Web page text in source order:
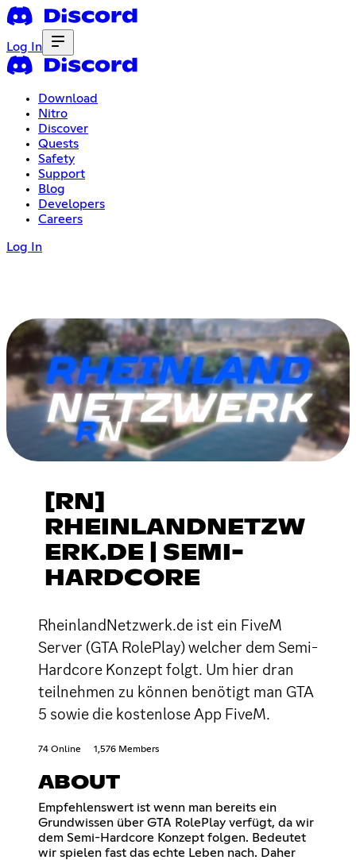
Log In
Download
Nitro
Discover
Quests
Safety
Support
Blog
Developers
Careers
Log In
[RN]
RHEINLANDNETZW
ERK.DE | SEMI-
HARDCORE
RheinlandNetzwerk.de ist ein FiveM
Server (GTA RolePlay) welcher dem Semi-
Hardcore Konzept folgt. Um hier dran
teilnehmen zu können benötigt man GTA
5 sowie die kostenlose App FiveM.
74 Online 1,576 Members
ABOUT
Empfehlenswert ist wenn man bereits ein
Grundwissen über GTA RolePlay verfügt, da wir
dem Semi-Hardcore Konzept folgen. Bedeutet
wir spielen fast das echte Leben nach. Daher